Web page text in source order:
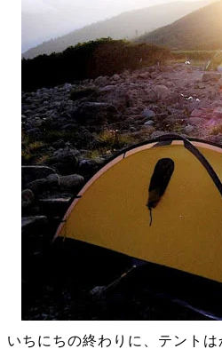
いちにちの終わりに、テント